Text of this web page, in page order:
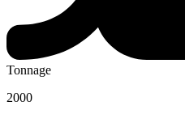
Tonnage
2000